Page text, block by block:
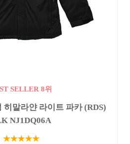
SELLER 8위
말라얀 라이트 파카 (RDS)
NJ1DQ06A
★★★★★